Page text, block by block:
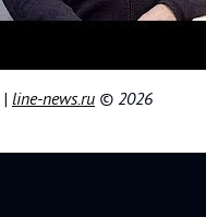
| line-news.ru © 2026